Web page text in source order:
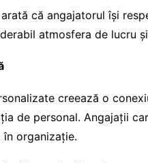
că angajatorul își
atmosfera de lucru
creează o
de personal. Angajații
în organizație.